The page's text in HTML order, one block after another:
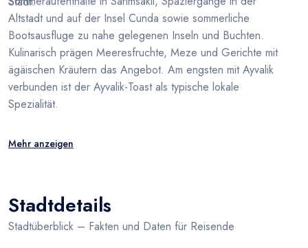
Altstadt und auf der Insel Cunda sowie sommerliche
Bootsausfluge zu nahe gelegenen Inseln und Buchten.
Kulinarisch prägen Meeresfruchte, Meze und Gerichte mit
ägäischen Kräutern das Angebot. Am engsten mit Ayvalik
verbunden ist der Ayvalik-Toast als typische lokale
Spezialität.
Mehr anzeigen
Stadtdetails
Stadtüberblick – Fakten und Daten für Reisende